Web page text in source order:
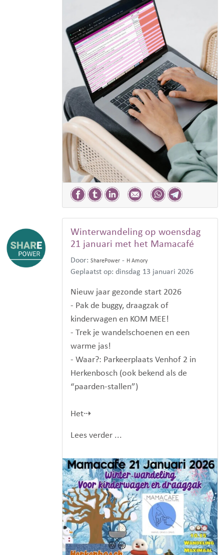
Winterwandeling op woensdag
21 januari met het Mamacafé
Door: SharePower - H Amory
Geplaatst op: dinsdag 13 januari 2026
Nieuw jaar gezonde start 2026
- Pak de buggy, draagzak of
kinderwagen en KOM MEE!
- Trek je wandelschoenen en een
warme jas!
- Waar?: Parkeerplaats Venhof 2 in
Herkenbosch (ook bekend als de
“paarden-stallen”)
Het⇢
Lees verder ...